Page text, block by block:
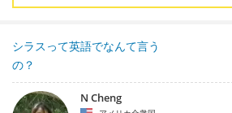
シラスって英語でなんて言う
の？
N Cheng